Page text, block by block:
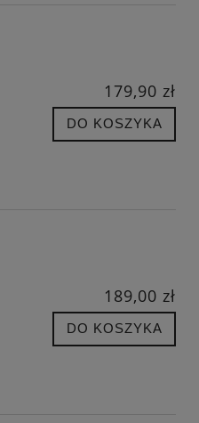
179,90 zł
DO KOSZYKA
189,00 zł
DO KOSZYKA